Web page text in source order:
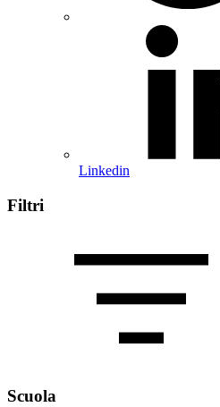
Linkedin
Filtri
Scuola